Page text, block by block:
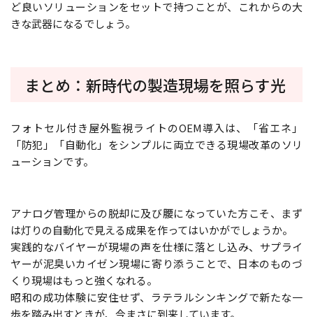
ど良いソリューションをセットで持つことが、これからの大
きな武器になるでしょう。
まとめ：新時代の製造現場を照らす光
フォトセル付き屋外監視ライトのOEM導入は、「省エネ」
「防犯」「自動化」をシンプルに両立できる現場改革のソリ
ューションです。
アナログ管理からの脱却に及び腰になっていた方こそ、まず
は灯りの自動化で見える成果を作ってはいかがでしょうか。
実践的なバイヤーが現場の声を仕様に落とし込み、サプライ
ヤーが泥臭いカイゼン現場に寄り添うことで、日本のものづ
くり現場はもっと強くなれる――。
昭和の成功体験に安住せず、ラテラルシンキングで新たな一
歩を踏み出すときが、今まさに到来しています。